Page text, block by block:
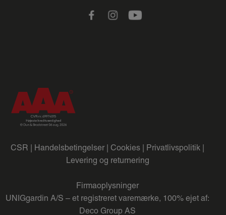
FacebookInstagramYoutube
CSR | Handelsbetingelser | Cookies | Privatlivspolitik |
Levering og returnering
Firmaoplysninger
UNIGgardin A/S – et registreret varemærke, 100% ejet af:
Deco Group AS